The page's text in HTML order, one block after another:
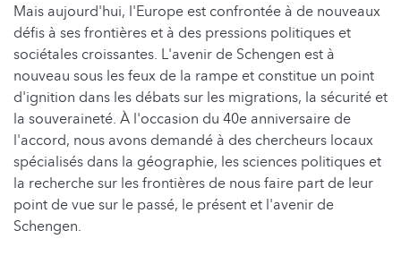
Mais aujourd'hui, l'Europe est confrontée à de nouveaux
défis à ses frontières et à des pressions politiques et
sociétales croissantes. L'avenir de Schengen est à
nouveau sous les feux de la rampe et constitue un point
d'ignition dans les débats sur les migrations, la sécurité et
la souveraineté. À l'occasion du 40e anniversaire de
l'accord, nous avons demandé à des chercheurs locaux
spécialisés dans la géographie, les sciences politiques et
la recherche sur les frontières de nous faire part de leur
point de vue sur le passé, le présent et l'avenir de
Schengen.